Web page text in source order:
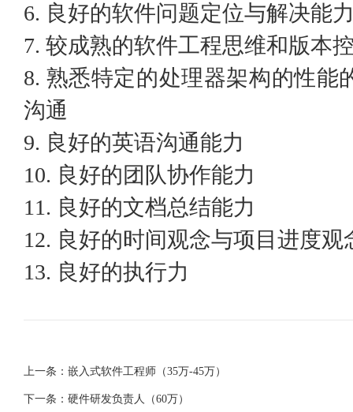
6. 良好的软件问题定位与解决能
7. 较成熟的软件工程思维和版本
8. 熟悉特定的处理器架构的性能
沟通
9. 良好的英语沟通能力
10. 良好的团队协作能力
11. 良好的文档总结能力
12. 良好的时间观念与项目进度观
13. 良好的执行力
上一条：嵌入式软件工程师（35万-45万）
下一条：硬件研发负责人（60万）